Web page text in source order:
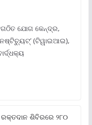
ଯୋଗ କେନ୍ଦ୍ର,
(ଟିୱାଇଆଇ),
ଶିବିରରେ ୨୮୦